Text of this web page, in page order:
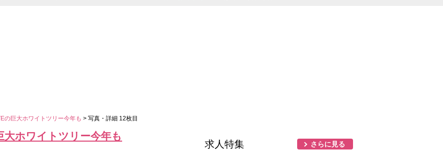
巨大ホワイトツリー今年も > 写真・詳細 12枚目
ホワイトツリー今年も
求人特集 さらに見る